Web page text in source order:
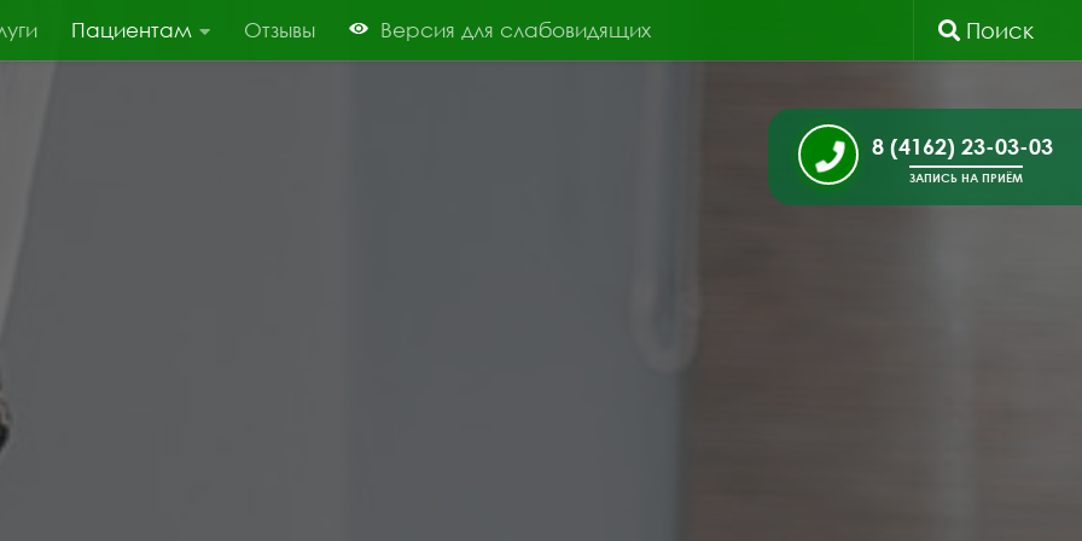
Пациентам Отзывы Версия для слабовидящих Поиск
8 (4162) 23-03-03
ЗАПИСЬ НА ПРИЁМ